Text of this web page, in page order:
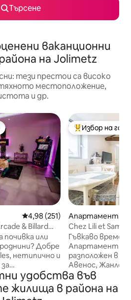
Търсене
ваканционни
на Jolimetz
тези престои са високо
местоположение,
и др.
гостите
Средна оценка: 4,98 от 5,
4,98 (251)
& Billard
или
Добре
нетипично и
в
Най-популярен
Избор на
Апартамент –
Chez Lili et Sam
Гъвкаво време
Апартамент с
разположен в
Авенос,
Мобьож. Апартаментът е в
сърцето на
достъп до
удобства във
жилища в района на